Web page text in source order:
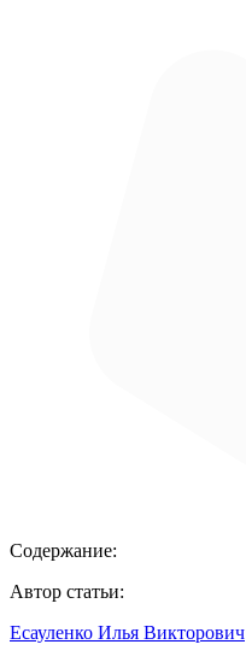
Содержание:
Автор статьи:
Есауленко Илья Викторович